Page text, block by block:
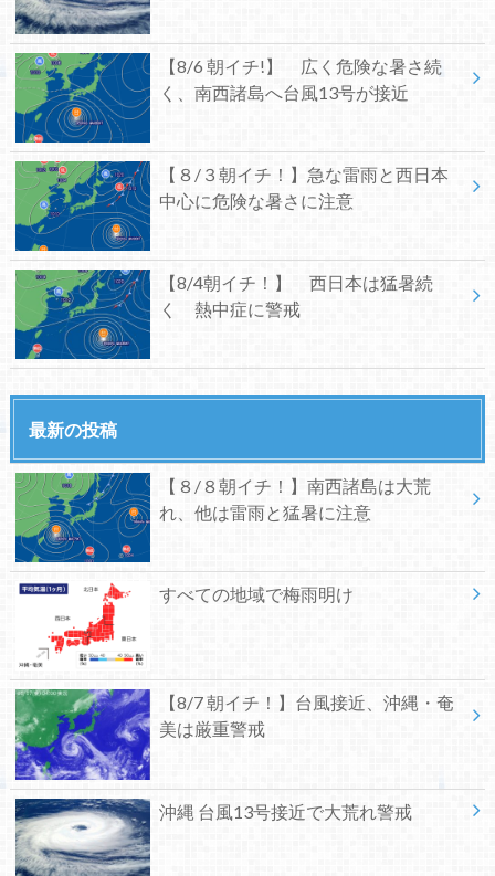
【8/6 朝イチ!】 広く危険な暑さ続
く、南西諸島へ台風13号が接近
【８/３朝イチ！】急な雷雨と西日本
中心に危険な暑さに注意
【8/4朝イチ！】 西日本は猛暑続
く 熱中症に警戒
最新の投稿
【８/８朝イチ！】南西諸島は大荒
れ、他は雷雨と猛暑に注意
すべての地域で梅雨明け
【8/7 朝イチ！】台風接近、沖縄・奄
美は厳重警戒
沖縄 台風13号接近で大荒れ警戒